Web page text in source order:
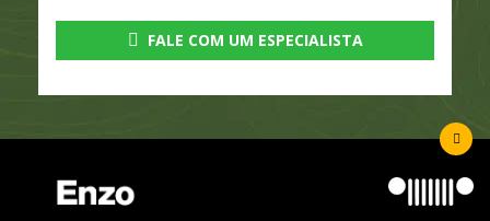
FALE COM UM ESPECIALISTA